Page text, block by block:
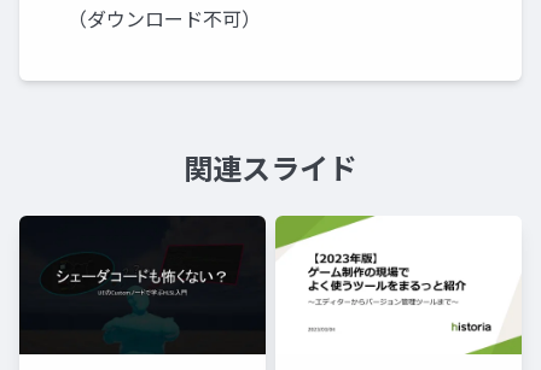
（ダウンロード不可）
関連スライド